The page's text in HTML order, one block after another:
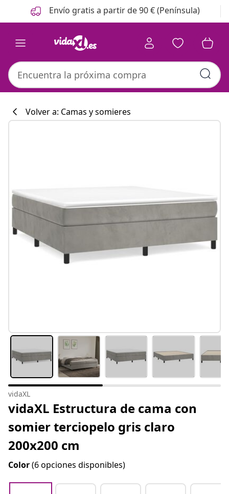
Anterior
Siguiente Envío gratis a partir de 90 € (Península)
Volver a: Camas y somieres
vidaXL
vidaXL Estructura de cama con
somier terciopelo gris claro
200x200 cm
Color(6 opciones disponibles)